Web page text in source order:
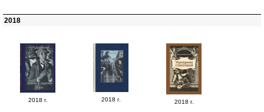
2018
2018 г. 2018 г. 2018 г.